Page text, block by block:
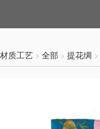
材质工艺 全部 提花绸